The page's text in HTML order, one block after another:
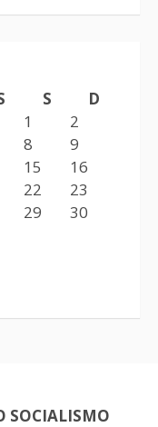
S
D
1
2
8
9
15
16
22
23
29
30
SOCIALISMO